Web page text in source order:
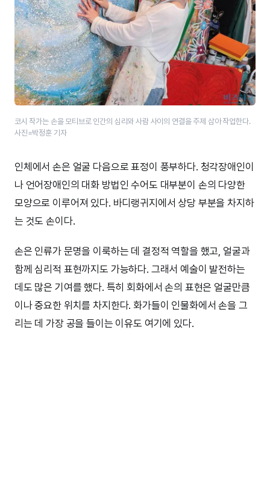
코시 작가는 손을 모티브로 인간의 심리와 사람 사이의 연결을 주제 삼아 작업한다.
사진=박정훈 기자
인체에서 손은 얼굴 다음으로 표정이 풍부하다. 청각장애인이
나 언어장애인의 대화 방법인 수어도 대부분이 손의 다양한
모양으로 이루어져 있다. 바디랭귀지에서 상당 부분을 차지하
는 것도 손이다.
손은 인류가 문명을 이룩하는 데 결정적 역할을 했고, 얼굴과
함께 심리적 표현까지도 가능하다. 그래서 예술이 발전하는
데도 많은 기여를 했다. 특히 회화에서 손의 표현은 얼굴만큼
이나 중요한 위치를 차지한다. 화가들이 인물화에서 손을 그
리는 데 가장 공을 들이는 이유도 여기에 있다.